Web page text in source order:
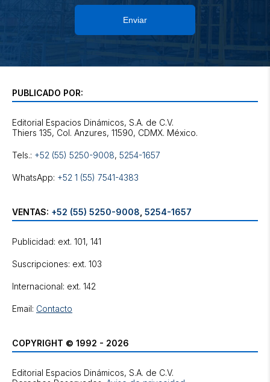
Enviar
PUBLICADO POR:
Editorial Espacios Dinámicos, S.A. de C.V.
Tels.: +52 (55) 5250-9008, 5254-1657
WhatsApp: +52 1 (55) 7541-4383
VENTAS: +52 (55) 5250-9008 5254-1657
Publicidad: ext. 101, 141
Suscripciones: ext. 103
Internacional: ext. 142
Email: Contacto
COPYRIGHT © 1992 - 2026
Editorial Espacios Dinámicos, S.A. de C.V.